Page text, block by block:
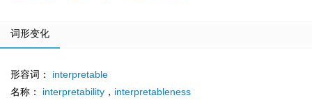
词形变化
形容词：
interpretable
名称：
interpretability ， interpretableness